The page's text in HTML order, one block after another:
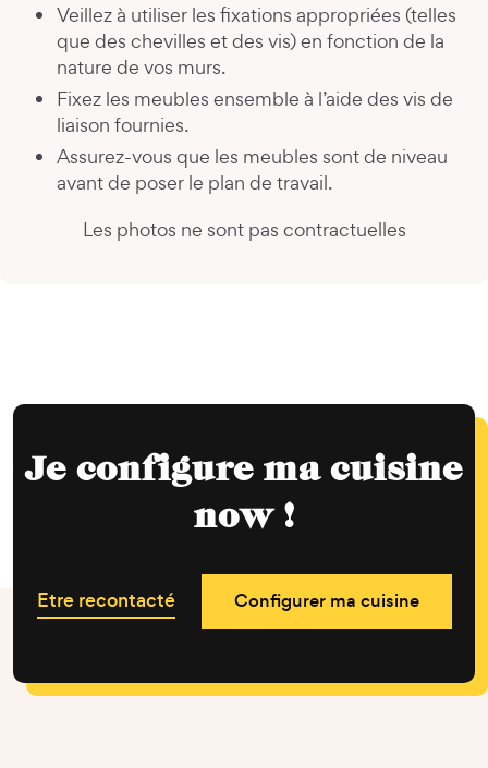
Veillez à utiliser les fixations appropriées (telles
que des chevilles et des vis) en fonction de la
nature de vos murs.
Fixez les meubles ensemble à l’aide des vis de
liaison fournies.
Assurez-vous que les meubles sont de niveau
avant de poser le plan de travail.
Les photos ne sont pas contractuelles
Je configure ma cuisine
now !
Etre recontacté Configurer ma cuisine